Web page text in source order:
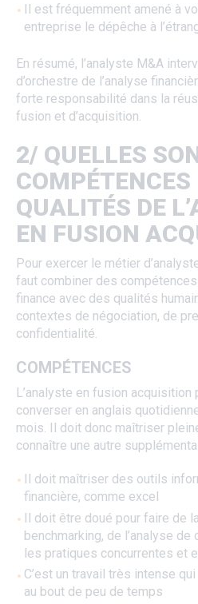
Il est fréquemment amené à
entreprise le dépêche à
En résumé, l’analyste M&A
d’orchestre de l’analyse
forte responsabilité dans la
fusion et d’acquisition.
2/ QUELLES
COMPÉTENCES
QUALITÉS DE
EN FUSION
Pour exercer le métier
faut combiner des
finance avec des qualités
contextes de négociation, de
confidentialité.
COMPÉTENCES
L’analyste en fusion acquisition
converser en anglais
mois. Il doit donc maîtriser
connaître une autre
Il doit maîtriser des outils
financière, comme excel
Il doit être doué pour faire de
benchmarking, de l’analyse
les pratiques concurrentes et
C’est un travail très intense
au bout de peu de temps